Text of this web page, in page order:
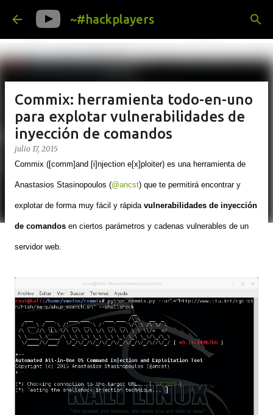
Ir al contenido principal
~#hackplayers
Commix: herramienta todo-en-uno
para explotar vulnerabilidades de
inyección de comandos
julio 17, 2015
Commix ([comm]and [i]njection e[x]ploiter) es una herramienta de
Anastasios Stasinopoulos (@ancst) que te permitirá encontrar y
explotar de forma muy fácil y rápida vulnerabilidades de inyección
de comandos en ciertos parámetros y cadenas vulnerables de un
servidor web.